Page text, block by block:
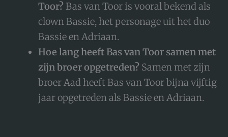
Toor? Bas van Toor is vooral bekend als
clown Bassie, het personage uit het duo
Bassie en Adriaan.
Hoe lang heeft Bas van Toor samen met
zijn broer opgetreden? Samen met zijn
broer Aad heeft Bas van Toor bijna vijftig
jaar opgetreden als Bassie en Adriaan.